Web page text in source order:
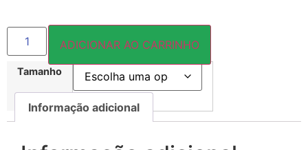
Tamanho
ADICIONAR AO CARRINHO
Informação adicional